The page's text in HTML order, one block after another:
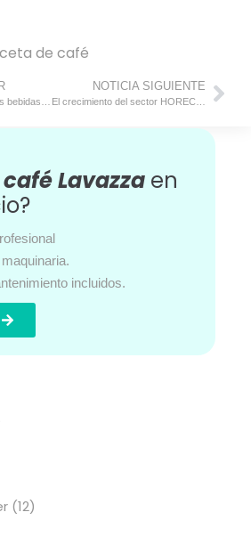
de café
NOTICIA SIGUIENTE
El crecimiento del sector HORECA y su importancia en el mercado del café
café Lavazza en
incluidos.
(12)